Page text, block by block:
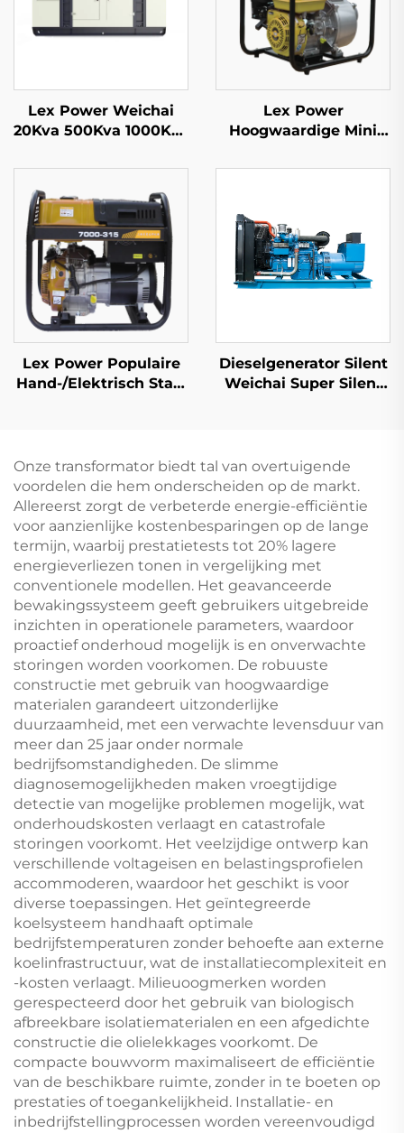
Lex Power Weichai
20Kva 500Kva 1000Kva
Diesel Generator Set
Ex-Factory Prijs
Lex Power
Hoogwaardige Mini
voor Landbouw
Lex Power Populaire
Hand-/Elektrisch Start
Dieselgenerator Silent
Weichai Super Silent
dieselgeneratorenset
Onze transformator biedt tal van overtuigende
voordelen die hem onderscheiden op de markt.
Allereerst zorgt de verbeterde energie-efficiëntie
voor aanzienlijke kostenbesparingen op de lange
termijn, waarbij prestatietests tot 20% lagere
energieverliezen tonen in vergelijking met
conventionele modellen. Het geavanceerde
bewakingssysteem geeft gebruikers uitgebreide
inzichten in operationele parameters, waardoor
proactief onderhoud mogelijk is en onverwachte
storingen worden voorkomen. De robuuste
constructie met gebruik van hoogwaardige
materialen garandeert uitzonderlijke
duurzaamheid, met een verwachte levensduur van
meer dan 25 jaar onder normale
bedrijfsomstandigheden. De slimme
diagnosemogelijkheden maken vroegtijdige
detectie van mogelijke problemen mogelijk, wat
onderhoudskosten verlaagt en catastrofale
storingen voorkomt. Het veelzijdige ontwerp kan
verschillende voltageisen en belastingsprofielen
accommoderen, waardoor het geschikt is voor
diverse toepassingen. Het geïntegreerde
koelsysteem handhaaft optimale
bedrijfstemperaturen zonder behoefte aan externe
koelinfrastructuur, wat de installatiecomplexiteit en
-kosten verlaagt. Milieuoogmerken worden
gerespecteerd door het gebruik van biologisch
afbreekbare isolatiematerialen en een afgedichte
constructie die olielekkages voorkomt. De
compacte bouwvorm maximaliseert de efficiëntie
van de beschikbare ruimte, zonder in te boeten op
prestaties of toegankelijkheid. Installatie- en
inbedrijfstellingprocessen worden vereenvoudigd